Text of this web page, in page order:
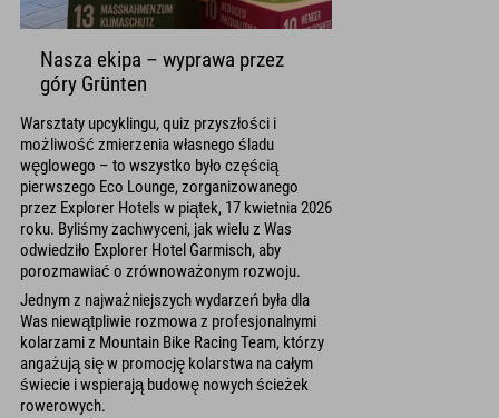
Nasza ekipa – wyprawa przez
góry Grünten
Warsztaty upcyklingu, quiz przyszłości i
możliwość zmierzenia własnego śladu
węglowego – to wszystko było częścią
pierwszego Eco Lounge, zorganizowanego
przez Explorer Hotels w piątek, 17 kwietnia 2026
roku. Byliśmy zachwyceni, jak wielu z Was
odwiedziło Explorer Hotel Garmisch, aby
porozmawiać o zrównoważonym rozwoju.
Jednym z najważniejszych wydarzeń była dla
Was niewątpliwie rozmowa z profesjonalnymi
kolarzami z Mountain Bike Racing Team, którzy
angażują się w promocję kolarstwa na całym
świecie i wspierają budowę nowych ścieżek
rowerowych.